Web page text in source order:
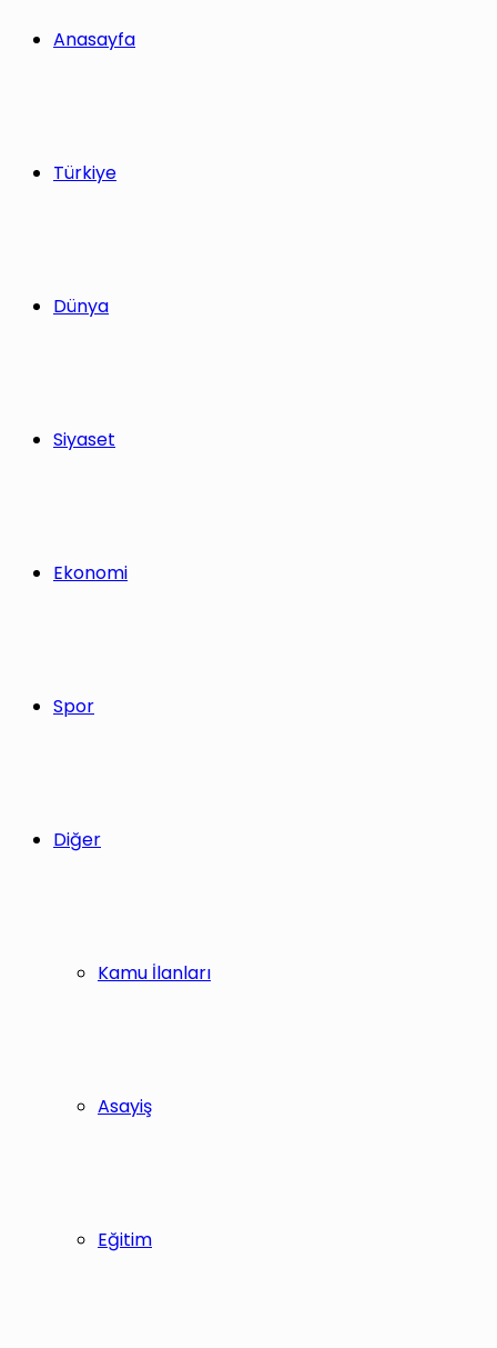
Anasayfa
Türkiye
Dünya
Siyaset
Ekonomi
Spor
Diğer
Kamu İlanları
Asayiş
Eğitim